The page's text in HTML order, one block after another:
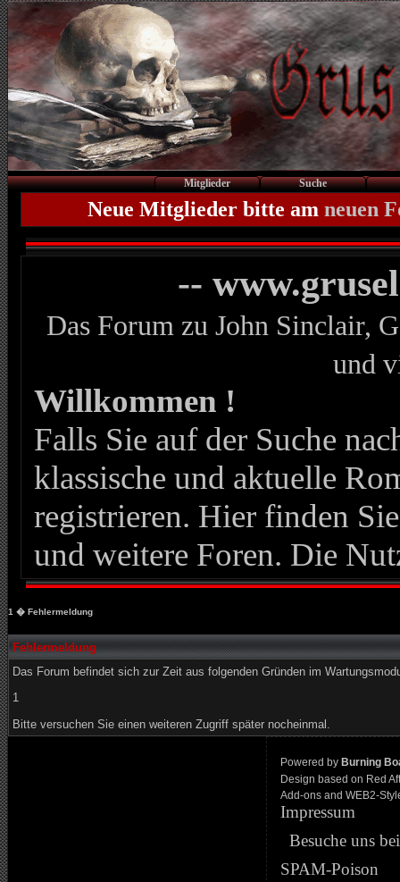
Mitglieder Suche
Neue Mitglieder bitte am neuen
--
Das Forum zu John Sinclair,
und
Willkommen !
Falls Sie auf der Suche
klassische und aktuelle
registrieren. Hier finden
und weitere Foren. Die
1 � Fehlermeldung
Fehlermeldung
Das Forum befindet sich zur Zeit aus folgenden Gründen im
1
Bitte versuchen Sie einen weiteren Zugriff später nocheinmal.
Powered by Burning
Design based on Red
Add-ons and WEB2-
Impressum
Besuche uns
SPAM-Poison